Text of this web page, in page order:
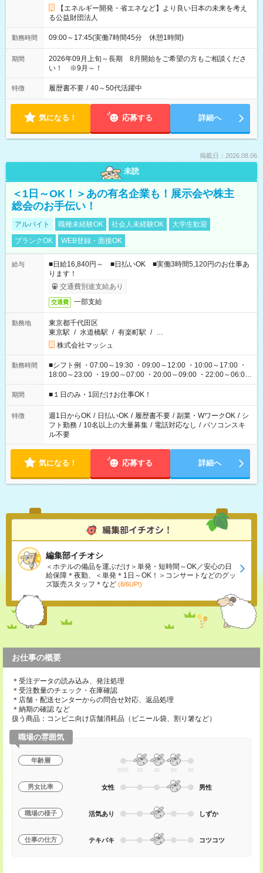
【エネルギー開発・省エネなど】より良い日本の未来を考え
る公益財団法人
勤務時間 09:00～17:45(実働7時間45分 休憩1時間)
期間
2026年09月上旬～長期 8月開始をご希望の方もご相談くださ
い！ ※9月～！
特徴 履歴書不要 / 40～50代活躍中
気になる！ 応募する 詳細へ
掲載日：2026.08.06
未読
＜1日～OK！＞あの有名企業も！展示会や株主
総会のお手伝い！
アルバイト 職種未経験OK 社会人未経験OK
大学生歓迎
ブランクOK
WEB登録・面接OK
給与
■日給16,840円～ ■日払いOK ■実働3時間5,120円のお仕事あ
ります！
交通費別途支給あり
交通費 一部支給
勤務地
東京都千代田区
東京駅 / 水道橋駅 / 有楽町駅 / …
株式会社マッシュ
勤務時間
■シフト例 ・07:00～19:30 ・09:00～12:00 ・10:00～17:00 ・
18:00～23:00 ・19:00～07:00 ・20:00～09:00 ・22:00～06:00
etc ★最短で3時間で5,120円のお仕事から 15時間で2万円近く稼
げるお仕事も！ ご希望のお時間に合わせてご紹介！ ※シフトは
ください！
期間 ■１日のみ・1回だけお仕事OK！
特徴 週1日からOK / 日払いOK / 履歴書不要 / 副業・WワークOK / シ
フト勤務 / 10名以上の大量募集 / 電話対応なし / パソコンスキ
ル不要
気になる！ 応募する 詳細へ
編集部イチオシ
＜ホテルの備品を運ぶだけ＞単発・短時間～OK／安心の日
給保障＊夜勤、＜単発＊1日～OK！＞コンサートなどのグッ
ズ販売スタッフ＊など (8/6UP!)
お仕事の概要
＊受注データの読み込み、発注処理
＊受注数量のチェック・在庫確認
＊店舗・配送センターからの問合せ対応、返品処理
＊納期の確認 など
扱う商品：コンビニ向け店舗消耗品（ビニール袋、割り箸など）
職場の雰囲気
年齢層
20代 30 40 50 60
男女比率 女性 男性
職場の様子 活気あり しずか
仕事の仕方 テキパキ コツコツ